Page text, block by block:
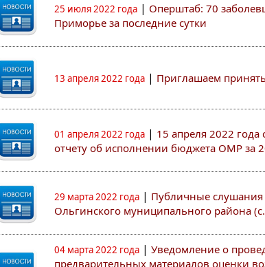
25 июля 2022 года | Оперштаб: 70
Приморье за последние сутки
13 апреля 2022 года | Приглашаем принять
01 апреля 2022 года | 15 апреля 2022
отчету об исполнении бюджета ОМР за
29 марта 2022 года | Публичные
Ольгинского муниципального района
04 марта 2022 года | Уведомление о
предварительных материалов оценки